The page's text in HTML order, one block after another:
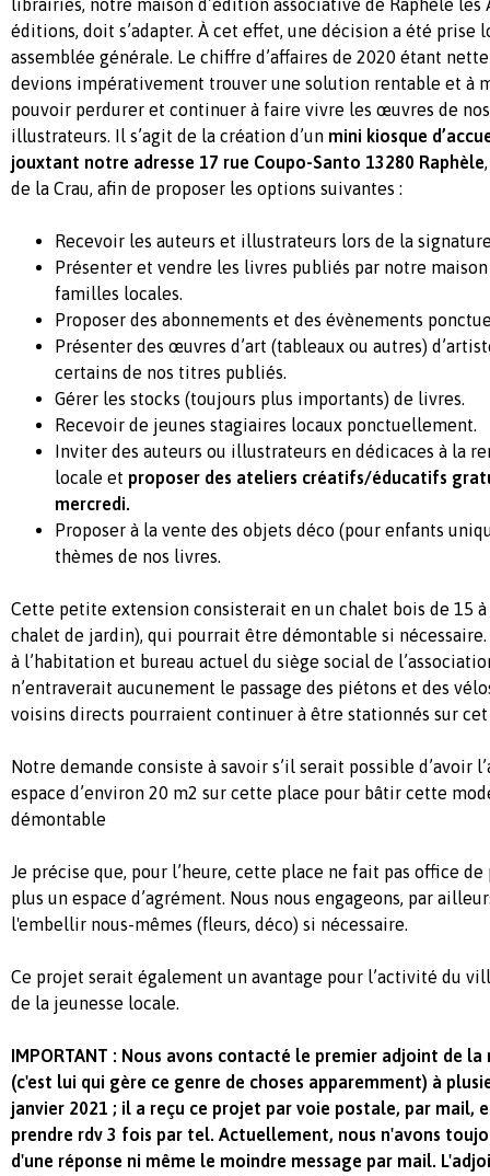
librairies, notre maison d’édition associative de Raphèle les
éditions, doit s’adapter. À cet effet, une décision a été prise
assemblée générale. Le chiffre d’affaires de 2020 étant
devions impérativement trouver une solution rentable et à
pouvoir perdurer et continuer à faire vivre les œuvres de
illustrateurs. Il s’agit de la création d’un mini kiosque
jouxtant notre adresse 17 rue Coupo-Santo 13280 Raphèle
de la Crau, afin de proposer les options suivantes :
Recevoir les auteurs et illustrateurs lors de la
Présenter et vendre les livres publiés par notre
familles locales.
Proposer des abonnements et des évènements
Présenter des œuvres d’art (tableaux ou autres)
certains de nos titres publiés.
Gérer les stocks (toujours plus importants) de livres.
Recevoir de jeunes stagiaires locaux ponctuellement.
Inviter des auteurs ou illustrateurs en dédicaces à la
locale et proposer des ateliers créatifs/éducatifs
mercredi.
Proposer à la vente des objets déco (pour enfants
thèmes de nos livres.
Cette petite extension consisterait en un chalet bois de 15
chalet de jardin), qui pourrait être démontable si
à l’habitation et bureau actuel du siège social de
n’entraverait aucunement le passage des piétons et des
voisins directs pourraient continuer à être stationnés sur cet
Notre demande consiste à savoir s’il serait possible d’avoir
espace d’environ 20 m2 sur cette place pour bâtir cette
démontable
Je précise que, pour l’heure, cette place ne fait pas office de
plus un espace d’agrément. Nous nous engageons, par
l'embellir nous-mêmes (fleurs, déco) si nécessaire.
Ce projet serait également un avantage pour l’activité du
de la jeunesse locale.
IMPORTANT : Nous avons contacté le premier adjoint de
(c'est lui qui gère ce genre de choses apparemment) à
janvier 2021 ; il a reçu ce projet par voie postale, par mail,
prendre rdv 3 fois par tel. Actuellement, nous n'avons
d'une réponse ni même le moindre message par mail.